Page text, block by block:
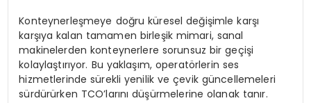
Konteynerleşmeye doğru küresel değişimle karşı
karşıya kalan tamamen birleşik mimari, sanal
makinelerden konteynerlere sorunsuz bir geçişi
kolaylaştırıyor. Bu yaklaşım, operatörlerin ses
hizmetlerinde sürekli yenilik ve çevik güncellemeleri
sürdürürken TCO’larını düşürmelerine olanak tanır.